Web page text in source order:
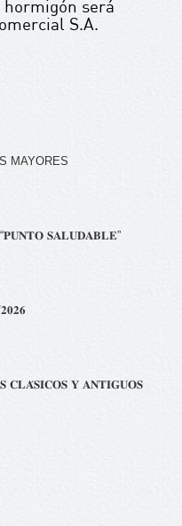
hormigón será
S.A.
MAYORES
𝐒𝐀𝐋𝐔𝐃𝐀𝐁𝐋𝐄”
𝐂𝐋𝐀́𝐒𝐈𝐂𝐎𝐒 𝐘 𝐀𝐍𝐓𝐈𝐆𝐔𝐎𝐒